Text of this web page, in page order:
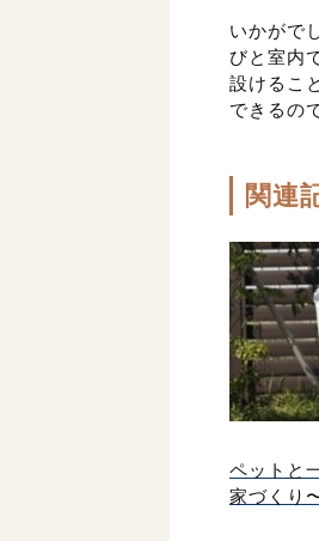
いかがで
びと室内
設けるこ
できるの
関連
ペットと
家づくり